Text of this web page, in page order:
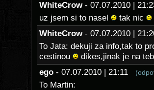
WhiteCrow - 07.07.2010 |
uz jsem si to nasel
tak nic
WhiteCrow - 07.07.2010 |
To Jata: dekuji za info,tak to
cestinou
dikes,jinak je na
ego - 07.07.2010 | 21:11
To Martin: